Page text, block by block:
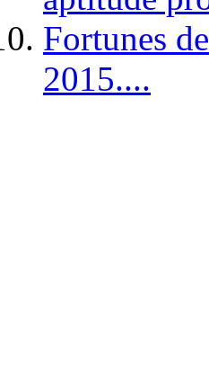
Fortunes
2015....